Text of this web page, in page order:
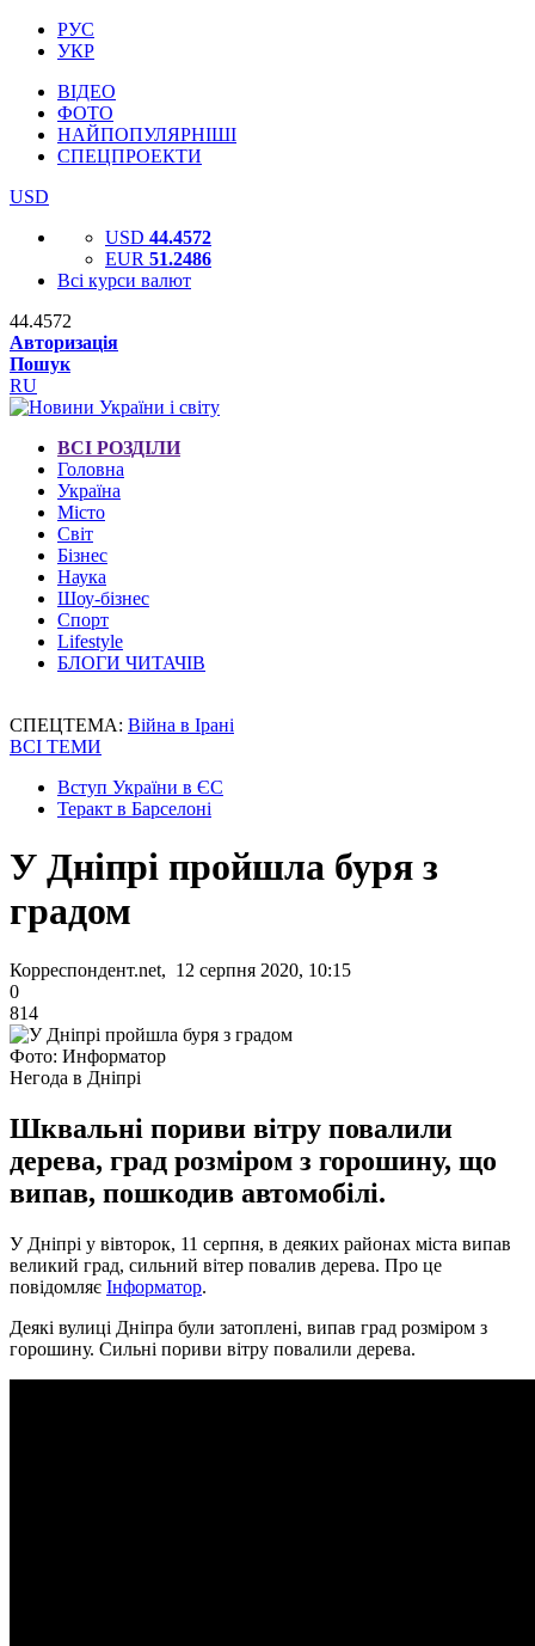
РУС
УКР
ВІДЕО
ФОТО
НАЙПОПУЛЯРНІШІ
СПЕЦПРОЕКТИ
USD
USD 44.4572
EUR 51.2486
Всі курси валют
44.4572
Авторизація
Пошук
RU
ВСІ РОЗДІЛИ
Головна
Україна
Місто
Світ
Бізнес
Наука
Шоу-бізнес
Спорт
Lifestyle
БЛОГИ ЧИТАЧІВ
СПЕЦТЕМА: Війна в Ірані
ВСІ ТЕМИ
Вступ України в ЄС
Теракт в Барселоні
У Дніпрі пройшла буря з
градом
Корреспондент.net, 12 серпня 2020, 10:15
0
814
Фото: Информатор
Негода в Дніпрі
Шквальні пориви вітру повалили
дерева, град розміром з горошину, що
випав, пошкодив автомобілі.
У Дніпрі у вівторок, 11 серпня, в деяких районах міста випав
великий град, сильний вітер повалив дерева. Про це
повідомляє Інформатор.
Деякі вулиці Дніпра були затоплені, випав град розміром з
горошину. Сильні пориви вітру повалили дерева.